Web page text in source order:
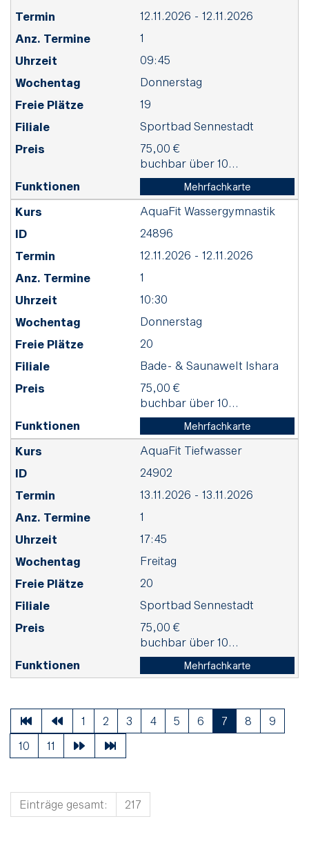
12.11.2026 - 12.11.2026
1
09:45
Donnerstag
19
Sportbad Sennestadt
75,00 €
buchbar über 10...
Mehrfachkarte
AquaFit Wassergymnastik
24896
12.11.2026 - 12.11.2026
1
10:30
Donnerstag
20
Bade- & Saunawelt Ishara
75,00 €
buchbar über 10...
Mehrfachkarte
AquaFit Tiefwasser
24902
13.11.2026 - 13.11.2026
1
17:45
Freitag
20
Sportbad Sennestadt
75,00 €
buchbar über 10...
Mehrfachkarte
1 2 3 4 5 6 7 8
9
10
11
Einträge gesamt: 217